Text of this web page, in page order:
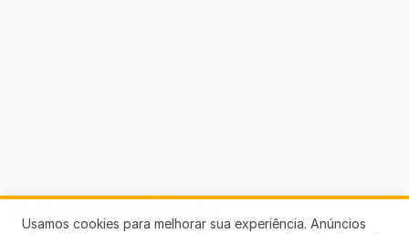
Telefones Úteis
Usamos cookies para melhorar sua experiência. Anúncios